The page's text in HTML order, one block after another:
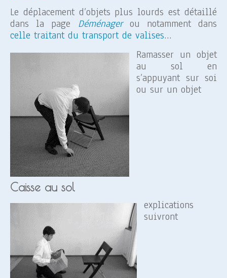
Le déplacement d’objets plus lourds est détaillé
dans la page Déménagerou notamment dans
celle traitant du transport de valises…
Ramasser un objet
au sol en
s’appuyant sur soi
ou sur un objet
Caisse au sol
explications
suivront